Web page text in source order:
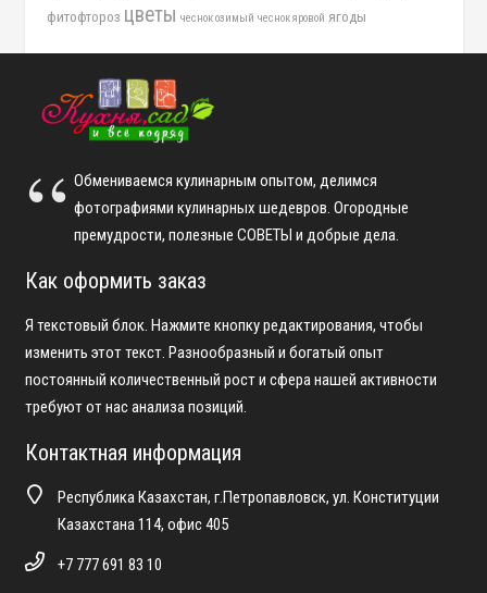
фитофтороз цветы чеснок озимый чеснок яровой ягоды
Обмениваемся кулинарным опытом, делимся
фотографиями кулинарных шедевров. Огородные
премудрости, полезные СОВЕТЫ и добрые дела.
Как оформить заказ
Я текстовый блок. Нажмите кнопку редактирования, чтобы
изменить этот текст. Разнообразный и богатый опыт
постоянный количественный рост и сфера нашей активности
требуют от нас анализа позиций.
Контактная информация
Республика Казахстан, г.Петропавловск, ул. Конституции
Казахстана 114, офис 405
+7 777 691 83 10